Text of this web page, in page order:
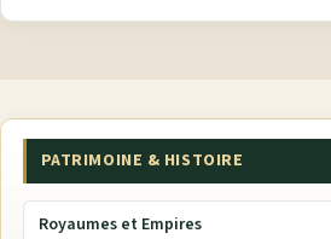
PATRIMOINE & HISTOIRE
Royaumes et Empires